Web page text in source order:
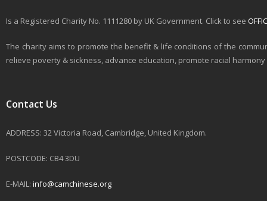
Is a Registered Charity No. 1111280 by UK Government. Click to see
The charity aims to promote the benefit & life conditions of the
relieve poverty & sickness, advance education, promote racial
Contact Us
ADDRESS: 32 Victoria Road, Cambridge, United Kingdom.
POSTCODE: CB4 3DU
E-MAIL: info@camchinese.org